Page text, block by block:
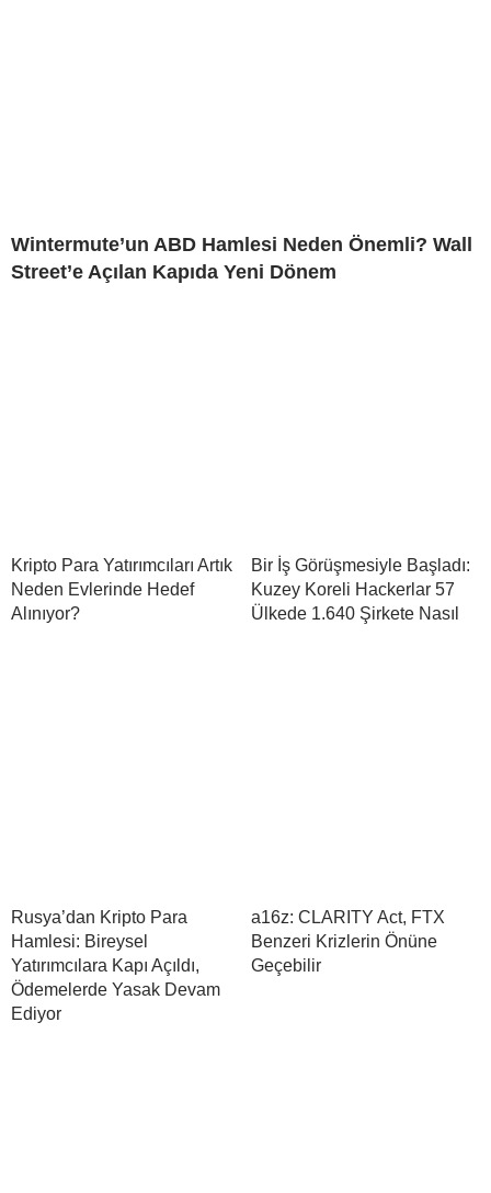
Wintermute’un ABD Hamlesi Neden Önemli? Wall
Street’e Açılan Kapıda Yeni Dönem
Kripto Para Yatırımcıları Artık
Neden Evlerinde Hedef
Alınıyor?
Bir İş Görüşmesiyle Başladı:
Kuzey Koreli Hackerlar 57
Ülkede 1.640 Şirkete Nasıl
Rusya’dan Kripto Para
Hamlesi: Bireysel
Yatırımcılara Kapı Açıldı,
Ödemelerde Yasak Devam
Ediyor
a16z: CLARITY Act, FTX
Benzeri Krizlerin Önüne
Geçebilir